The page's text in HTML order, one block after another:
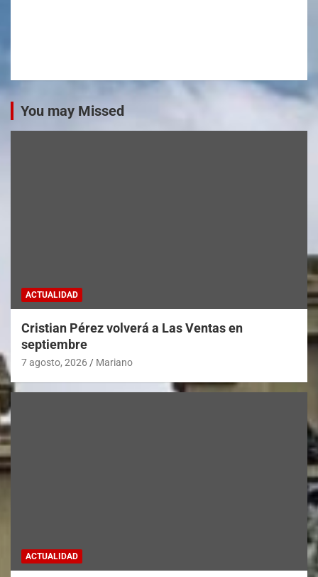
You may Missed
ACTUALIDAD
Cristian Pérez volverá a Las Ventas en
septiembre
7 agosto, 2026 Mariano
ACTUALIDAD